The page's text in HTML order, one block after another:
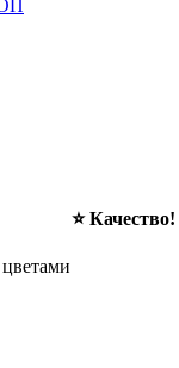
⭐ Качество!